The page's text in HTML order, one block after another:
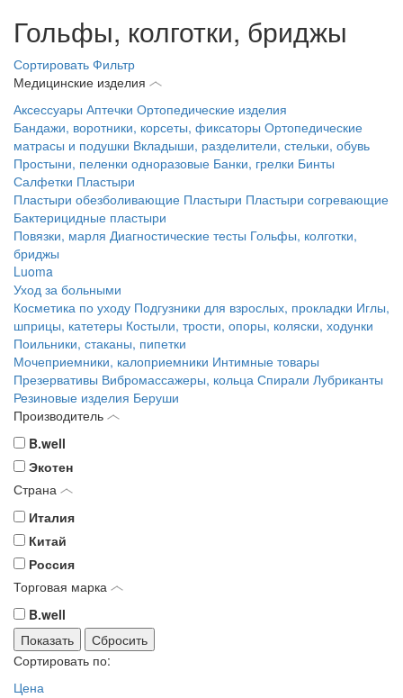
Гольфы, колготки, бриджы
Сортировать Фильтр
Медицинские изделия
Аксессуары Аптечки Ортопедические изделия
Бандажи, воротники, корсеты, фиксаторы Ортопедические
матрасы и подушки Вкладыши, разделители, стельки, обувь
Простыни, пеленки одноразовые Банки, грелки Бинты
Салфетки Пластыри
Пластыри обезболивающие Пластыри Пластыри согревающие
Бактерицидные пластыри
Повязки, марля Диагностические тесты Гольфы, колготки,
бриджы
Luoma
Уход за больными
Косметика по уходу Подгузники для взрослых, прокладки Иглы,
шприцы, катетеры Костыли, трости, опоры, коляски, ходунки
Поильники, стаканы, пипетки
Мочеприемники, калоприемники Интимные товары
Презервативы Вибромассажеры, кольца Спирали Лубриканты
Резиновые изделия Беруши
Производитель
B.well
Экотен
Страна
Италия
Китай
Россия
Торговая марка
B.well
Сортировать по:
Цена